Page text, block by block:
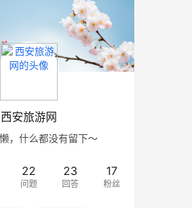
西安旅游网
，什么都没有留下～
22
问题
23
回答
17
粉丝